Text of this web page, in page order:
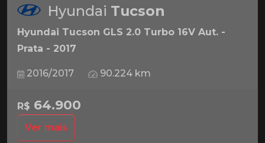
Hyundai Tucson
Hyundai Tucson GLS 2.0 Turbo 16V Aut. -
Prata - 2017
2016/2017 90.224 km
R$ 64.900
Ver mais